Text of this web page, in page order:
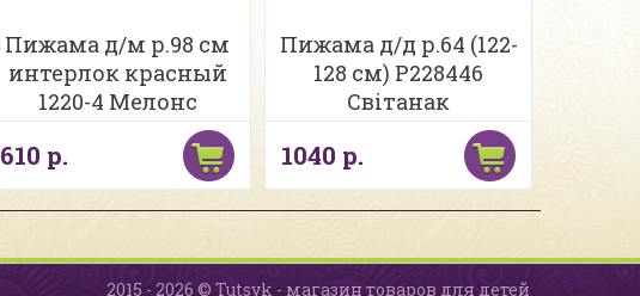
Пижама д/м р.98 см
интерлок красный
1220-4 Мелонс
610 р.
Пижама д/д р.64 (122-
128 см) Р228446
Свiтанак
1040 р.
2015 - 2026 © Tutsyk - магазин товаров для детей